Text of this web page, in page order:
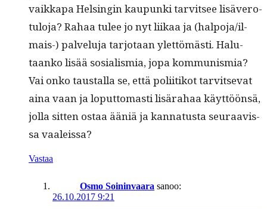
vaikka­pa Helsin­gin kaupun­ki tarvit­see lisävero­
tu­lo­ja? Rahaa tulee jo nyt liikaa ja (halpo­ja/il­
mais-) palvelu­ja tar­jo­taan ylet­tömästi. Halu­
taanko lisää sosial­is­mia, jopa kom­mu­nis­mia?
Vai onko taustal­la se, että poli­itikot tarvit­se­vat
aina vaan ja lop­ut­tomasti lisära­haa käyt­töön­sä,
jol­la sit­ten ostaa ääniä ja kan­na­tus­ta seu­raavis­
sa vaaleissa?
Vastaa
Osmo Soininvaara sanoo:
26.10.2017 9:21